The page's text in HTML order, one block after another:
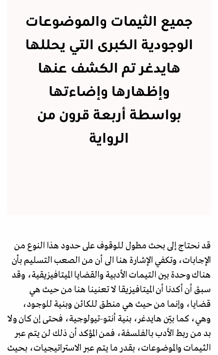
جميع الثيمات والموضوعات
الوجودية الكبرى التي يحللها
هايدغر تم الكشف عنها
وإظهارها وإضاءتها
بواسطة أربعة قرون من
الرواية
قد نحتاج إلى بحث مطول للوقوف على حدود هذا النوع من
الإجابات، وتكفي الإشارة هنا الى أن من الصعب التسليم بأن
هناك وحدة بين التيمات الأدبية والقضايا الميتافيزيقية، وقد
سبق أن أكدنا أن الميتافيزيقا لا تعنينا هنا من حيث هي
قضايا، وإنما من حيث هي منطق للكائن وبنية للوجود،
وهي، كما بيّن هايدغر، بنية أنتو-تيولوجية، فحتى إن كان ولا
بد من ربط الأدب بالفلسفة، فمن المؤكد أن ذلك لن يتم عبر
الثيمات والموضوعات، بقدر ما يتم عبر الاستراتيجيات، بحيث